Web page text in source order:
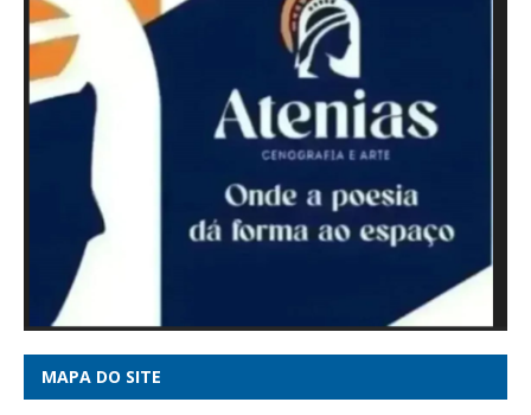
MAPA DO SITE